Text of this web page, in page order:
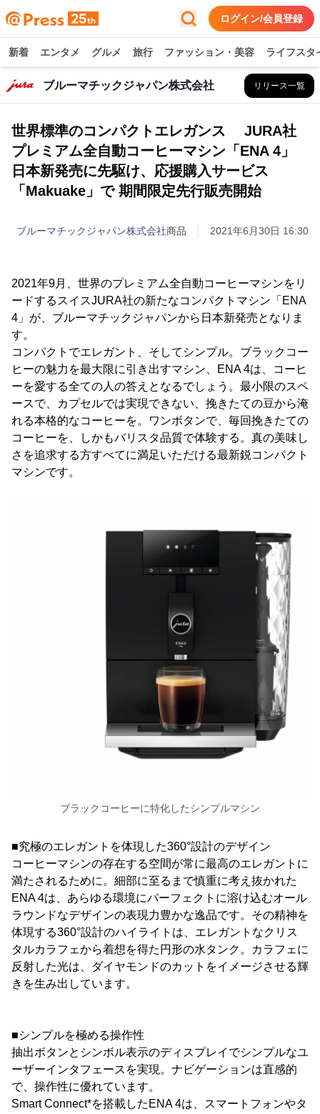
ログイン/会員登録
新着 エンタメ グルメ 旅行 ファッション・美容 ライフスタ
ブルーマチックジャパン株式会社 リリース一覧
世界標準のコンパクトエレガンス JURA社
プレミアム全自動コーヒーマシン「ENA 4」
日本新発売に先駆け、応援購入サービス
「Makuake」で 期間限定先行販売開始
ブルーマチックジャパン株式会社商品 2021年6月30日 16:30
2021年9月、世界のプレミアム全自動コーヒーマシンをリ
ードするスイスJURA社の新たなコンパクトマシン「ENA
4」が、ブルーマチックジャパンから日本新発売となりま
す。
コンパクトでエレガント、そしてシンプル。ブラックコー
ヒーの魅力を最大限に引き出すマシン、ENA 4は、コーヒ
ーを愛する全ての人の答えとなるでしょう。最小限のスペ
ースで、カプセルでは実現できない、挽きたての豆から淹
れる本格的なコーヒーを。ワンボタンで、毎回挽きたての
コーヒーを、しかもバリスタ品質で体験する。真の美味し
さを追求する方すべてに満足いただける最新鋭コンパクト
マシンです。
ブラックコーヒーに特化したシンプルマシン
■究極のエレガントを体現した360°設計のデザイン
コーヒーマシンの存在する空間が常に最高のエレガントに
満たされるために。細部に至るまで慎重に考え抜かれた
ENA 4は、あらゆる環境にパーフェクトに溶け込むオール
ラウンドなデザインの表現力豊かな逸品です。その精神を
体現する360°設計のハイライトは、エレガントなクリス
タルカラフェから着想を得た円形の水タンク。カラフェに
反射した光は、ダイヤモンドのカットをイメージさせる輝
きを生み出しています。
■シンプルを極める操作性
抽出ボタンとシンボル表示のディスプレイでシンプルなユ
ーザーインタフェースを実現。ナビゲーションは直感的
で、操作性に優れています。
Smart Connect*を搭載したENA 4は、スマートフォンやタ